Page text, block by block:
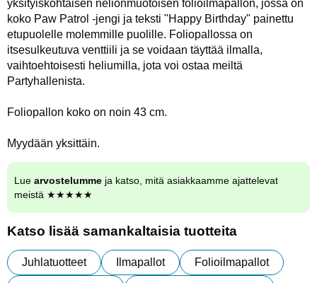
yksityiskohtaisen neliönmuotoisen folioilmapallon, jossa on
koko Paw Patrol -jengi ja teksti "Happy Birthday" painettu
etupuolelle molemmille puolille. Foliopallossa on
itsesulkeutuva venttiili ja se voidaan täyttää ilmalla,
vaihtoehtoisesti heliumilla, jota voi ostaa meiltä
Partyhallenista.
Foliopallon koko on noin 43 cm.
Myydään yksittäin.
Lue arvostelumme ja katso, mitä asiakkaamme ajattelevat
meistä ★★★★★
Katso lisää samankaltaisia tuotteita
Juhlatuotteet Ilmapallot Folioilmapallot